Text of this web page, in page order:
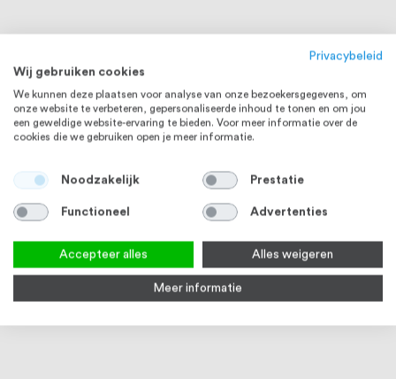
RVS 304
Privacybeleid
Wij gebruiken cookies
We kunnen deze plaatsen voor analyse van onze bezoekersgegevens, om
onze website te verbeteren, gepersonaliseerde inhoud te tonen en om jou
een geweldige website-ervaring te bieden. Voor meer informatie over de
cookies die we gebruiken open je meer informatie.
Noodzakelijk Prestatie
Functioneel Advertenties
Accepteer alles Alles weigeren
Meer informatie